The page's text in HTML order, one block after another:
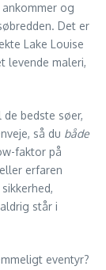
og
Det er
Lake Louise
levende maleri,
de bedste søer,
så du både
faktor på
erfaren
står i
eventyr?